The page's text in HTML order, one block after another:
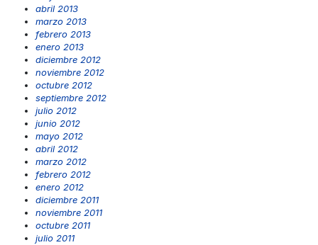
abril 2013
marzo 2013
febrero 2013
enero 2013
diciembre 2012
noviembre 2012
octubre 2012
septiembre 2012
julio 2012
junio 2012
mayo 2012
abril 2012
marzo 2012
febrero 2012
enero 2012
diciembre 2011
noviembre 2011
octubre 2011
julio 2011